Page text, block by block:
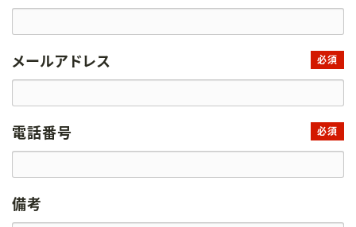
メールアドレス 必須
電話番号 必須
備考